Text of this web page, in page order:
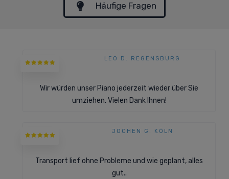
Häufige Fragen
LEO D. REGENSBURG
Wir würden unser Piano jederzeit wieder über Sie
umziehen. Vielen Dank Ihnen!
JOCHEN G. KÖLN
Transport lief ohne Probleme und wie geplant, alles
gut..